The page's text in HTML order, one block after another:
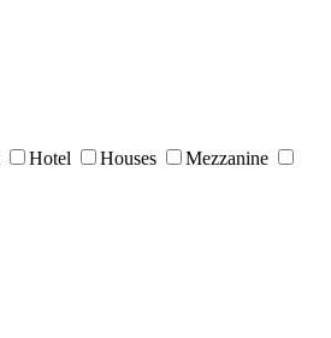
Hotel Houses
Mezzanine